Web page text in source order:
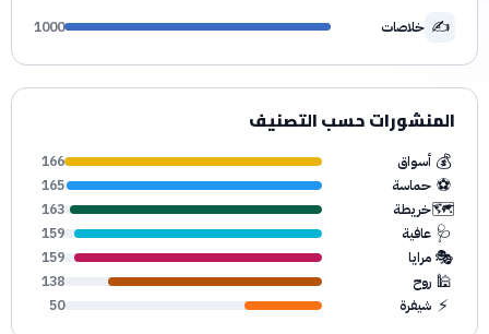
✍️ خلاصات 1000
المنشورات حسب التصنيف
💰 أسواق 166
⚽ حماسة 165
🗺️خريطة 163
🩺 عافية 159
🎭 مرايا 159
🕌 روح 138
⚡ شيفرة 50